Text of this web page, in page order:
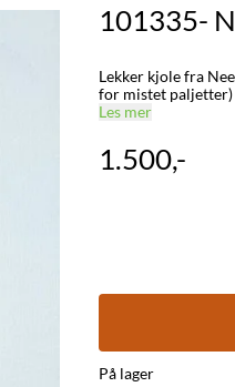
101335-
Lekker kjole fra
for mistet paljetter)
Les mer
1.500,-
På lager